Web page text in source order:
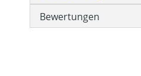
Bewertungen